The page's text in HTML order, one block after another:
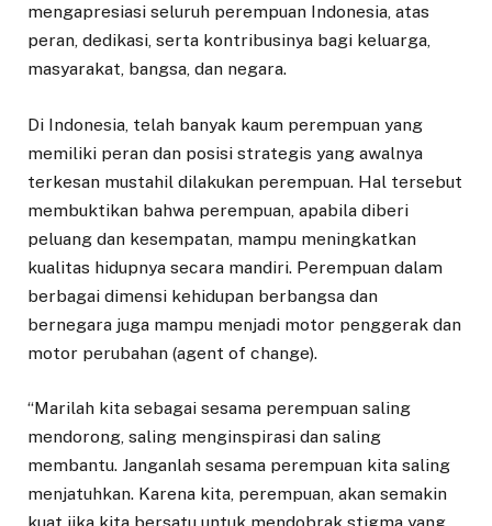
mengapresiasi seluruh perempuan Indonesia, atas
peran, dedikasi, serta kontribusinya bagi keluarga,
masyarakat, bangsa, dan negara.
Di Indonesia, telah banyak kaum perempuan yang
memiliki peran dan posisi strategis yang awalnya
terkesan mustahil dilakukan perempuan. Hal tersebut
membuktikan bahwa perempuan, apabila diberi
peluang dan kesempatan, mampu meningkatkan
kualitas hidupnya secara mandiri. Perempuan dalam
berbagai dimensi kehidupan berbangsa dan
bernegara juga mampu menjadi motor penggerak dan
motor perubahan (agent of change).
“Marilah kita sebagai sesama perempuan saling
mendorong, saling menginspirasi dan saling
membantu. Janganlah sesama perempuan kita saling
menjatuhkan. Karena kita, perempuan, akan semakin